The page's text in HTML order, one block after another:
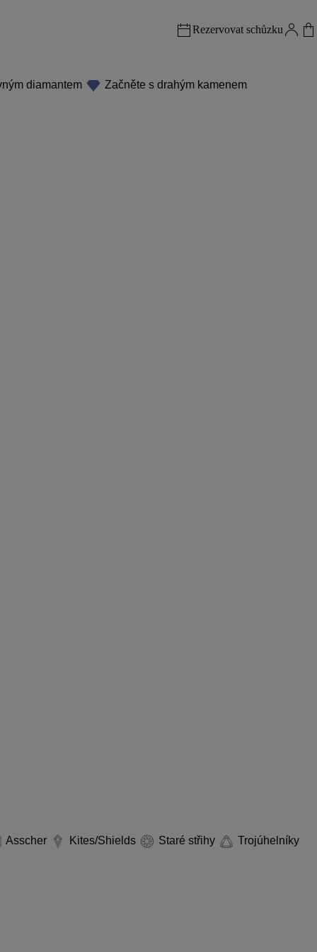
Rezervovat schůzku
diamantem Začněte s drahým kamenem
Asscher Kites/Shields Staré střihy Trojúhelníky